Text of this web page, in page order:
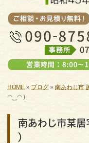
HOME » ブログ» 南あわじ市,
◠‿◠ )
南あわじ市某
)